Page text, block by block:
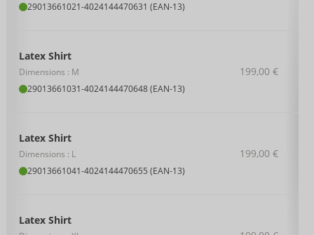
29013661021-4024144470631 (EAN-13)
Latex Shirt
Dimensions : M
29013661031-4024144470648 (EAN-13)
199,00 €
Latex Shirt
Dimensions : L
29013661041-4024144470655 (EAN-13)
199,00 €
Latex Shirt